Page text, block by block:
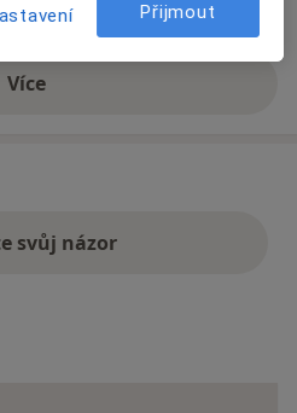
číslo
Víceo adrese
svůj názor
Přijmout